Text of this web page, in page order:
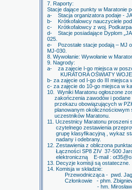
7. Raporty:
Stacje dające punkty w Maratonie
a- Stacja organizatora podaje -
b- Krótkofalowcy nauczyciele
c- Krótkofalowcy z woj.
d- Stacje posiadające Dyplom
025.
e- Pozostałe stacje podają – MJ
MJ-030.
8. Wywołanie: Wywołanie w
9. Nagrody:
a- za zajęcie I-go miejsca w
KURATORA OŚWIATY
b- za zajęcie od I-go do III miejsca
c- za zajęcie do 10-go miejsca w
10. Wyniki Maratonu ogłoszone
zakończenia zawodów i podane
przekazu obowiązujących w
planowanym okolicznościowym
uczestników Maratonu.
11. Uczestnicy Maratonu proszeni
czytelnego zestawienia
grupę klasyfikacyjną , wykaz
nadany i odebrany.
12. Zestawienia z obliczona
Łączności SP8 ZIV 37-500
elektroniczną E-mail :
13. Decyzje komisji są ostateczne.
14. Komisja w składzie:
Przewodnicząca - pwd.
Członkowie - phm. Zbigniew
- hm. Mirosław Froń